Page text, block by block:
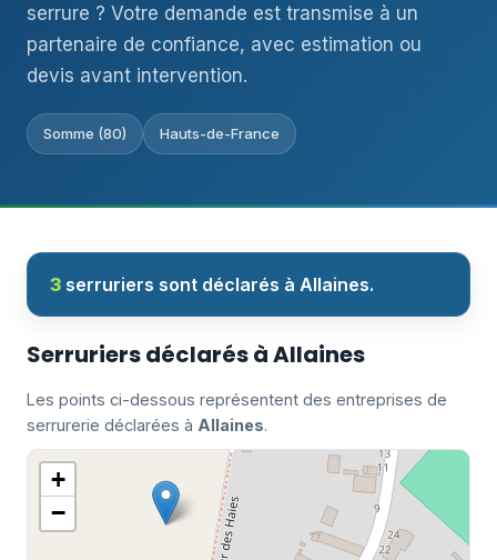
serrure ? Votre demande est transmise à un
partenaire de confiance, avec estimation ou
devis avant intervention.
Somme (80) Hauts-de-France
3 serruriers sont déclarés à Allaines.
Serruriers déclarés à Allaines
Les points ci-dessous représentent des entreprises de
serrurerie déclarées à Allaines.
+
−